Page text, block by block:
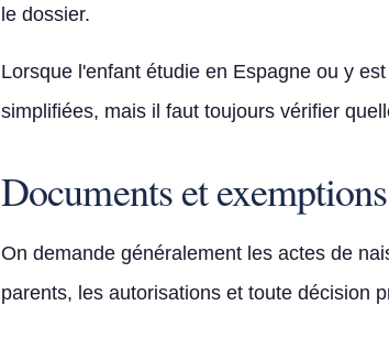
le dossier.
Lorsque l'enfant étudie en Espagne ou y
simplifiées, mais il faut toujours vérifier
Documents et exemptions
On demande généralement les actes de
parents, les autorisations et toute décision